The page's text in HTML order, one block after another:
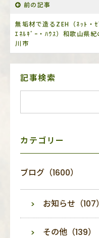
前の記事
無垢材で造るZEH（ﾈｯﾄ・ｾ
ｴﾈﾙｷﾞｰ・ﾊｳｽ）和歌山県紀
川市
サ
ニ
記事検索
カテゴリー
ブログ（1600）
お知らせ（107）
その他（139）